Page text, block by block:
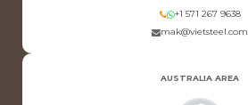
+1 571 267 9638
mak@vietsteel.com
AUSTRALIA AREA